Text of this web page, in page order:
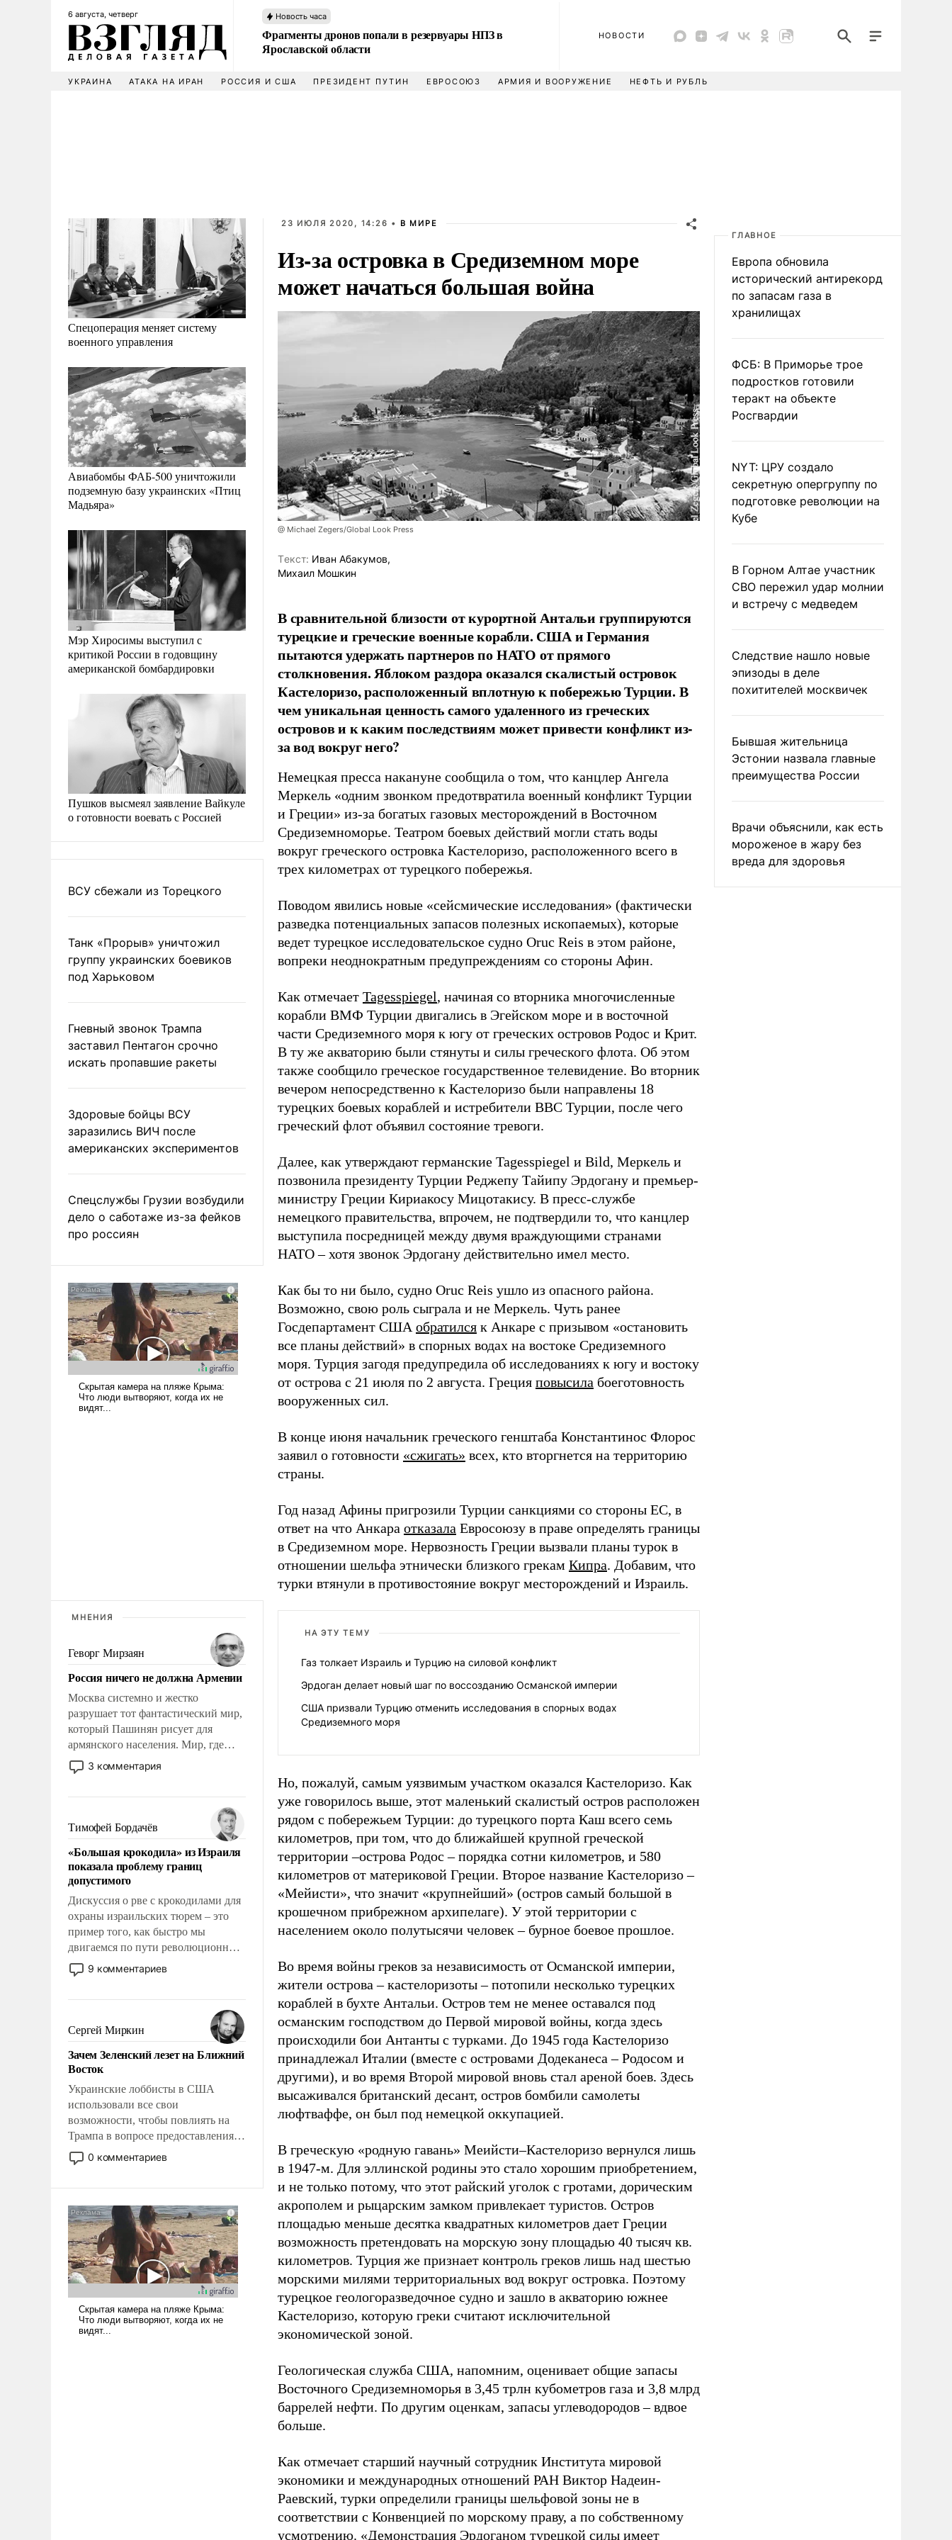
6 августа, четверг Новость часа
Фрагменты дронов попали в резервуары НПЗ в
Ярославской области
НОВОСТИ
УКРАИНА АТАКА НА ИРАН РОССИЯ И США ПРЕЗИДЕНТ ПУТИН ЕВРОСОЮЗ АРМИЯ И ВООРУЖЕНИЕ НЕФТЬ И РУБЛЬ
Спецоперация меняет систему
военного управления
Авиабомбы ФАБ-500 уничтожили
подземную базу украинских «Птиц
Мадьяра»
Мэр Хиросимы выступил с
критикой России в годовщину
американской бомбардировки
Пушков высмеял заявление Вайкуле
о готовности воевать с Россией
ВСУ сбежали из Торецкого
Танк «Прорыв» уничтожил
группу украинских боевиков
под Харьковом
Гневный звонок Трампа
заставил Пентагон срочно
искать пропавшие ракеты
Здоровые бойцы ВСУ
заразились ВИЧ после
американских экспериментов
Спецслужбы Грузии возбудили
дело о саботаже из-за фейков
про россиян
МНЕНИЯ
Геворг Мирзаян
Россия ничего не должна Армении
Москва системно и жестко
разрушает тот фантастический мир,
который Пашинян рисует для
армянского населения. Мир, где
этому населению все должны
просто по определению, где его
беспрекословно оплачиваться за
счет российских
налогоплательщиков и где за свои
поступки не нужно отвечать.
3 комментария
Тимофей Бордачёв
«Большая крокодила» из Израиля
показала проблему границ
допустимого
Дискуссия о рве с крокодилами для
охраны израильских тюрем – это
пример того, как быстро мы
двигаемся по пути революционных
изменений. То, что несколько лет
назад было образом для
9 комментариев
Сергей Миркин
Зачем Зеленский лезет на Ближний
Восток
Украинские лоббисты в США
использовали все свои
возможности, чтобы повлиять на
Трампа в вопросе предоставления
вооружений своим нанимателям.
Вероятно, кому-то из тех, кто
продемонстрировать, что Украина
вступила в вооруженное
противостояние с Ираном.
0 комментариев
23 ИЮЛЯ 2020, 14:26 • В МИРЕ
Из-за островка в Средиземном море
может начаться большая война
@ Michael Zegers/Global Look Press
Tекст: Иван Абакумов,
Михаил Мошкин
В сравнительной близости от курортной Антальи группируются
турецкие и греческие военные корабли. США и Германия
пытаются удержать партнеров по НАТО от прямого
столкновения. Яблоком раздора оказался скалистый островок
Кастелоризо, расположенный вплотную к побережью Турции. В
чем уникальная ценность самого удаленного из греческих
островов и к каким последствиям может привести конфликт из-
за вод вокруг него?
Немецкая пресса накануне сообщила о том, что канцлер Ангела
Меркель «одним звонком предотвратила военный конфликт Турции
и Греции» из-за богатых газовых месторождений в Восточном
Средиземноморье. Театром боевых действий могли стать воды
вокруг греческого островка Кастелоризо, расположенного всего в
трех километрах от турецкого побережья.
Поводом явились новые «сейсмические исследования» (фактически
разведка потенциальных запасов полезных ископаемых), которые
ведет турецкое исследовательское судно Oruc Reis в этом районе,
вопреки неоднократным предупреждениям со стороны Афин.
Как отмечает Tagesspiegel, начиная со вторника многочисленные
корабли ВМФ Турции двигались в Эгейском море и в восточной
части Средиземного моря к югу от греческих островов Родос и Крит.
В ту же акваторию были стянуты и силы греческого флота. Об этом
также сообщило греческое государственное телевидение. Во вторник
вечером непосредственно к Кастелоризо были направлены 18
турецких боевых кораблей и истребители ВВС Турции, после чего
греческий флот объявил состояние тревоги.
Далее, как утверждают германские Tagesspiegel и Bild, Меркель и
позвонила президенту Турции Реджепу Тайипу Эрдогану и премьер-
министру Греции Кириакосу Мицотакису. В пресс-службе
немецкого правительства, впрочем, не подтвердили то, что канцлер
выступила посредницей между двумя враждующими странами
НАТО – хотя звонок Эрдогану действительно имел место.
Как бы то ни было, судно Oruc Reis ушло из опасного района.
Возможно, свою роль сыграла и не Меркель. Чуть ранее
Госдепартамент США обратился к Анкаре с призывом «остановить
все планы действий» в спорных водах на востоке Средиземного
моря. Турция загодя предупредила об исследованиях к югу и востоку
от острова с 21 июля по 2 августа. Греция повысила боеготовность
вооруженных сил.
В конце июня начальник греческого генштаба Константинос Флорос
заявил о готовности «сжигать» всех, кто вторгнется на территорию
страны.
Год назад Афины пригрозили Турции санкциями со стороны ЕС, в
ответ на что Анкара отказала Евросоюзу в праве определять границы
в Средиземном море. Нервозность Греции вызвали планы турок в
отношении шельфа этнически близкого грекам Кипра. Добавим, что
турки втянули в противостояние вокруг месторождений и Израиль.
НА ЭТУ ТЕМУ
Газ толкает Израиль и Турцию на силовой конфликт
Эрдоган делает новый шаг по воссозданию Османской империи
США призвали Турцию отменить исследования в спорных водах
Средиземного моря
Но, пожалуй, самым уязвимым участком оказался Кастелоризо. Как
уже говорилось выше, этот маленький скалистый остров расположен
рядом с побережьем Турции: до турецкого порта Каш всего семь
километров, при том, что до ближайшей крупной греческой
территории –острова Родос – порядка сотни километров, и 580
километров от материковой Греции. Второе название Кастелоризо –
«Мейисти», что значит «крупнейший» (остров самый большой в
крошечном прибрежном архипелаге). У этой территории с
населением около полутысячи человек – бурное боевое прошлое.
Во время войны греков за независимость от Османской империи,
жители острова – кастелоризоты – потопили несколько турецких
кораблей в бухте Антальи. Остров тем не менее оставался под
османским господством до Первой мировой войны, когда здесь
происходили бои Антанты с турками. До 1945 года Кастелоризо
принадлежал Италии (вместе с островами Додеканеса – Родосом и
другими), и во время Второй мировой вновь стал ареной боев. Здесь
высаживался британский десант, остров бомбили самолеты
люфтваффе, он был под немецкой оккупацией.
В греческую «родную гавань» Меийсти–Кастелоризо вернулся лишь
в 1947-м. Для эллинской родины это стало хорошим приобретением,
и не только потому, что этот райский уголок с гротами, дорическим
акрополем и рыцарским замком привлекает туристов. Остров
площадью меньше десятка квадратных километров дает Греции
возможность претендовать на морскую зону площадью 40 тысяч кв.
километров. Турция же признает контроль греков лишь над шестью
морскими милями территориальных вод вокруг островка. Поэтому
турецкое геологоразведочное судно и зашло в акваторию южнее
Кастелоризо, которую греки считают исключительной
экономической зоной.
Геологическая служба США, напомним, оценивает общие запасы
Восточного Средиземноморья в 3,45 трлн кубометров газа и 3,8 млрд
баррелей нефти. По другим оценкам, запасы углеводородов – вдвое
больше.
Как отмечает старший научный сотрудник Института мировой
экономики и международных отношений РАН Виктор Надеин-
Раевский, турки определили границы шельфовой зоны не в
соответствии с Конвенцией по морскому праву, а по собственному
усмотрению. «Демонстрация Эрдоганом турецкой силы имеет
ГЛАВНОЕ
Европа обновила
исторический антирекорд
по запасам газа в
хранилищах
ФСБ: В Приморье трое
подростков готовили
теракт на объекте
Росгвардии
NYT: ЦРУ создало
секретную опергруппу по
подготовке революции на
Кубе
В Горном Алтае участник
СВО пережил удар молнии
и встречу с медведем
Следствие нашло новые
эпизоды в деле
похитителей москвичек
Бывшая жительница
Эстонии назвала главные
преимущества России
Врачи объяснили, как есть
мороженое в жару без
вреда для здоровья